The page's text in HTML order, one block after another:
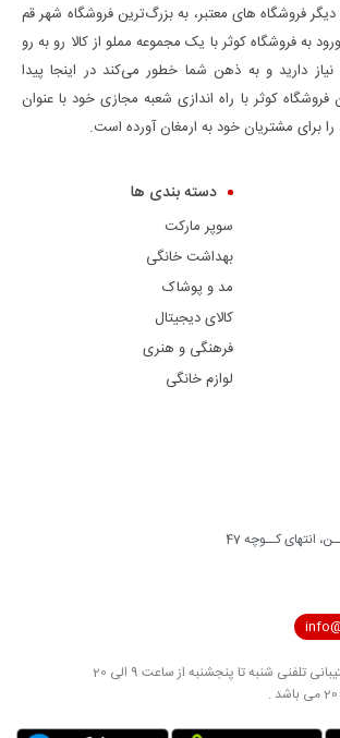
فروشگاه های معتبر، به بزرگ‌ترین فروشگاه شهر قم
به فروشگاه کوثر با یک مجموعه مملو از کالا رو به رو
دارید و به ذهن شما خطور می‌کند در اینجا پیدا
کوثر با راه اندازی شعبه مجازی خود با عنوان
برای مشتریان خود به ارمغان آورده است.
دسته بندی ها
سوپر مارکت
بهداشت خانگی
مد و پوشاک
کالای دیجیتال
فرهنگی و هنری
لوازم خانگی
انتهای کــوچه 47
تلفنی شنبه تا پنجشنبه از ساعت 9 الی 20